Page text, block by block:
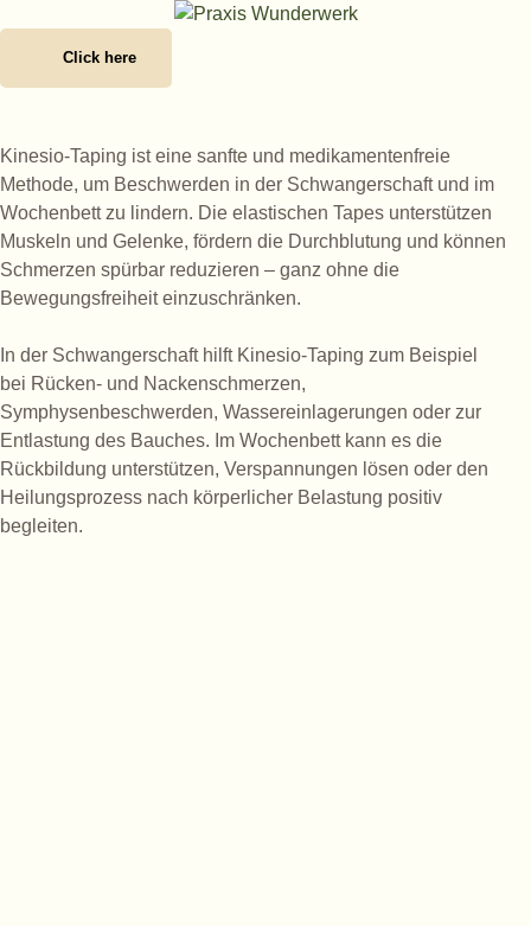
Click here
Kinesio-Taping ist eine sanfte und medikamentenfreie
Methode, um Beschwerden in der Schwangerschaft und im
Wochenbett zu lindern. Die elastischen Tapes unterstützen
Muskeln und Gelenke, fördern die Durchblutung und können
Schmerzen spürbar reduzieren – ganz ohne die
Bewegungsfreiheit einzuschränken.
In der Schwangerschaft hilft Kinesio-Taping zum Beispiel
bei Rücken- und Nackenschmerzen,
Symphysenbeschwerden, Wassereinlagerungen oder zur
Entlastung des Bauches. Im Wochenbett kann es die
Rückbildung unterstützen, Verspannungen lösen oder den
Heilungsprozess nach körperlicher Belastung positiv
begleiten.